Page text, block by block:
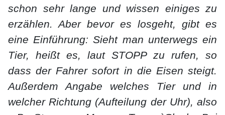
schon sehr lange und wissen einiges zu
erzählen. Aber bevor es losgeht, gibt es
eine Einführung: Sieht man unterwegs ein
Tier, heißt es, laut STOPP zu rufen, so
dass der Fahrer sofort in die Eisen steigt.
Außerdem Angabe welches Tier und in
welcher Richtung (Aufteilung der Uhr), also